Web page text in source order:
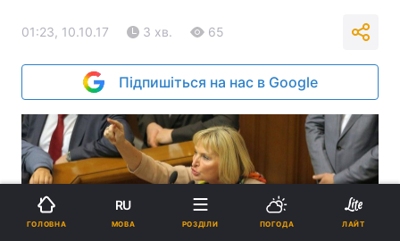
01:23, 10.10.17 3 хв. 65
Підпишіться на нас в Google
ГОЛОВНА
RU
МОВА РОЗДІЛИ ПОГОДА ЛАЙТ